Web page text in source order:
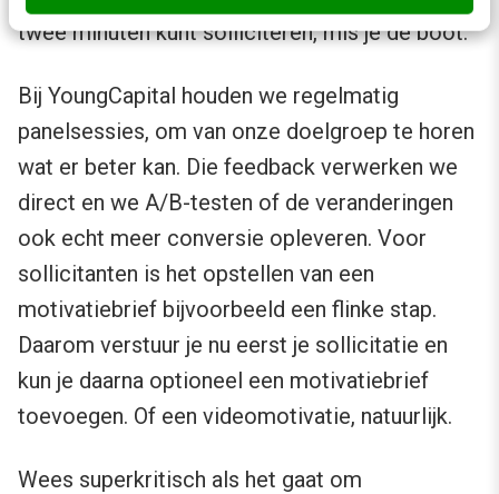
twee minuten kunt solliciteren, mis je de boot.
Bij YoungCapital houden we regelmatig
panelsessies, om van onze doelgroep te horen
wat er beter kan. Die feedback verwerken we
direct en we A/B-testen of de veranderingen
ook echt meer conversie opleveren. Voor
sollicitanten is het opstellen van een
motivatiebrief bijvoorbeeld een flinke stap.
Daarom verstuur je nu eerst je sollicitatie en
kun je daarna optioneel een motivatiebrief
toevoegen. Of een videomotivatie, natuurlijk.
Wees superkritisch als het gaat om